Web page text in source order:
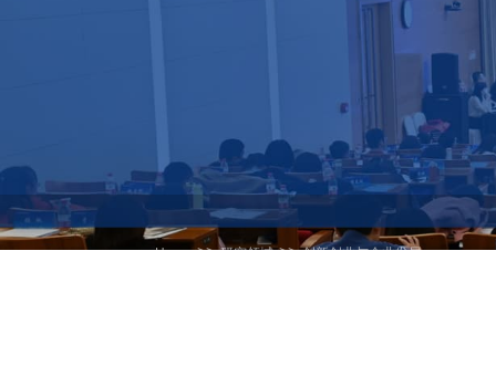
Home >> 研究领域 >> 创新创业与企业发展